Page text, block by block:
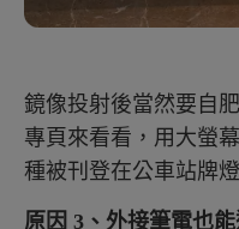
鏡像投射後當然要自
專頁來看看，用大螢
種被刊登在公車站牌
原因 3、外接筆電也能